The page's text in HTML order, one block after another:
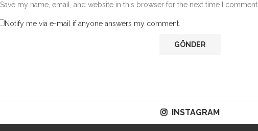
Save my name, email, and website in this browser for the next time I comment.
Notify me via e-mail if anyone answers my comment.
INSTAGRAM